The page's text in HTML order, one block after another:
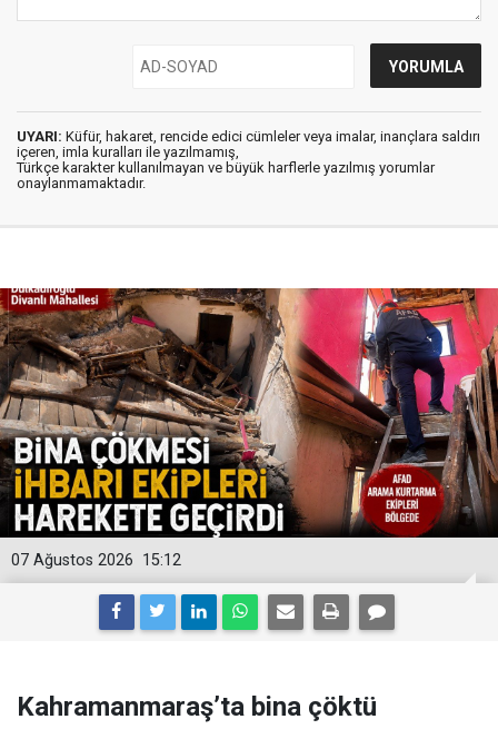
UYARI: Küfür, hakaret, rencide edici cümleler veya imalar, inançlara saldırı
içeren, imla kuralları ile yazılmamış,
Türkçe karakter kullanılmayan ve büyük harflerle yazılmış yorumlar
onaylanmamaktadır.
15:12
07 Ağustos 2026
Kahramanmaraş’ta bina çöktü